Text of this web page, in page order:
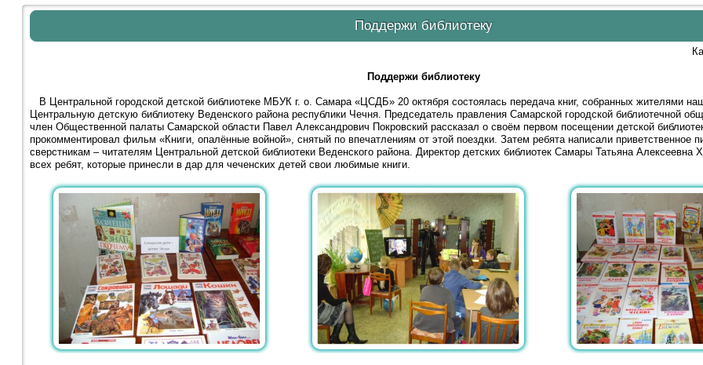
Поддержи библиотеку
Поддержи библиотеку
В Центральной городской детской библиотеке МБУК г. о. Самара «ЦСДБ» 20 октября состоялась передача книг, собранных жителями
Центральную детскую библиотеку Веденского района республики Чечня. Председатель правления Самарской городской библиотечной
член Общественной палаты Самарской области Павел Александрович Покровский рассказал о своём первом посещении детской
прокомментировал фильм «Книги, опалённые войной», снятый по впечатлениям от этой поездки. Затем ребята написали приветственное
сверстникам – читателям Центральной детской библиотеки Веденского района. Директор детских библиотек Самары Татьяна Алексеевна
всех ребят, которые принесли в дар для чеченских детей свои любимые книги.